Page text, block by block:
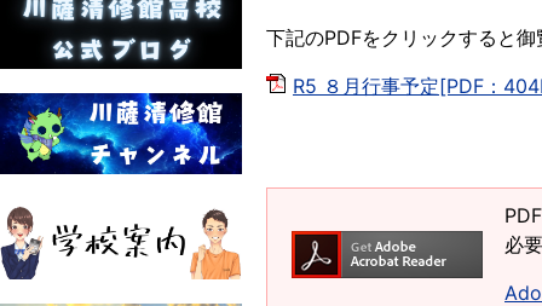
下記のPDFをクリックすると
R5 ８月行事予定[PDF：
必